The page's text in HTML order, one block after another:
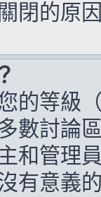
閉的原
的等級
數討論
和管理
有意義